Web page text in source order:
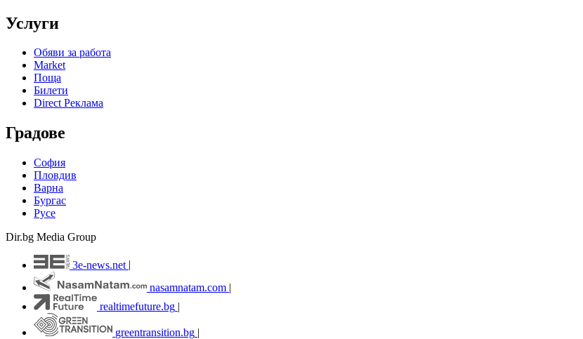
Услуги
Обяви за работа
Market
Поща
Билети
Direct Реклама
Градове
София
Пловдив
Варна
Бургас
Русе
Dir.bg Media Group
3e-news.net
nasamnatam.com |
realtimefuture.bg |
greentransition.bg |